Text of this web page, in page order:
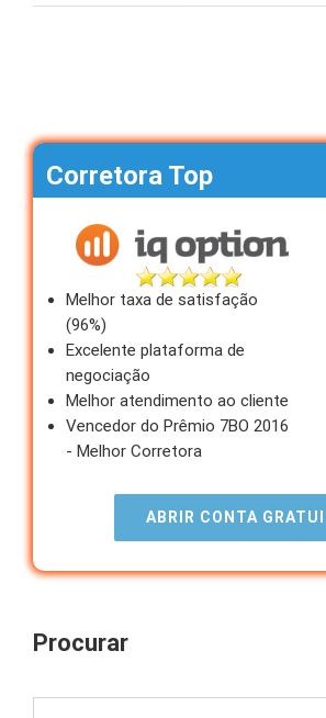
Corretora Top
Melhor taxa de satisfação
(96%)
Excelente plataforma de
negociação
Melhor atendimento ao cliente
Vencedor do Prêmio 7BO 2016
- Melhor Corretora
ABRIR CONTA
Procurar